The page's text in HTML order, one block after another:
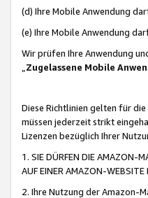
(d) Ihre Mobile Anwendung
(e) Ihre Mobile Anwendung
Wir prüfen Ihre Anwendung
„Zugelassene Mobile
Diese Richtlinien gelten für
müssen jederzeit strikt
Lizenzen bezüglich Ihrer
1. SIE DÜRFEN DIE AMAZON-
AUF EINER AMAZON-WEBSITE
2. Ihre Nutzung der Amazon-